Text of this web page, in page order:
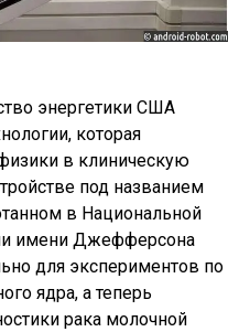
энергетики США
которая
в клиническую
под названием
в Национальной
имени Джефферсона
для экспериментов по
ядра, а теперь
рака молочной